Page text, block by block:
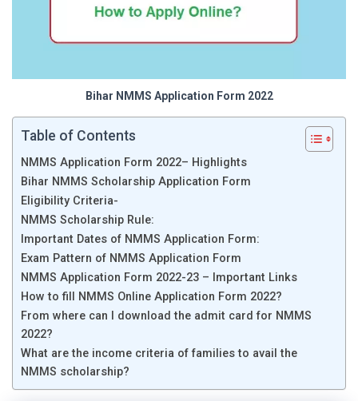
Bihar NMMS Application Form 2022
Table of Contents
NMMS Application Form 2022– Highlights
Bihar NMMS Scholarship Application Form
Eligibility Criteria-
NMMS Scholarship Rule:
Important Dates of NMMS Application Form:
Exam Pattern of NMMS Application Form
NMMS Application Form 2022-23 – Important Links
How to fill NMMS Online Application Form 2022?
From where can I download the admit card for NMMS
2022?
What are the income criteria of families to avail the
NMMS scholarship?